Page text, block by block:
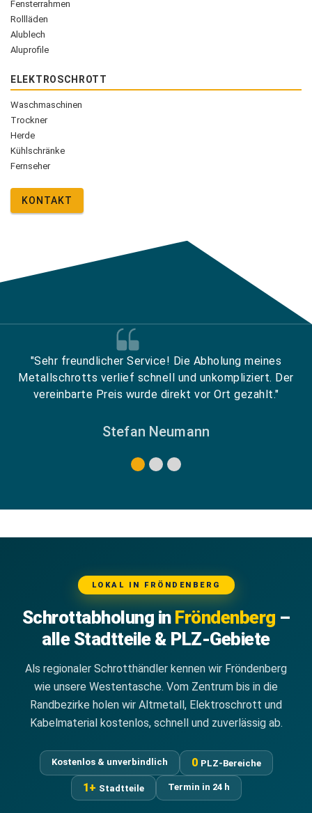
Fensterrahmen
Rollläden
Alublech
Aluprofile
ELEKTROSCHROTT
Waschmaschinen
Trockner
Herde
Kühlschränke
Fernseher
KONTAKT
"Sehr freundlicher Service! Die Abholung meines
Metallschrotts verlief schnell und unkompliziert. Der
vereinbarte Preis wurde direkt vor Ort gezahlt."
Stefan Neumann
LOKAL IN FRÖNDENBERG
Schrottabholung in Fröndenberg –
alle Stadtteile & PLZ-Gebiete
Als regionaler Schrotthändler kennen wir Fröndenberg
wie unsere Westentasche. Vom Zentrum bis in die
Randbezirke holen wir Altmetall, Elektroschrott und
Kabelmaterial kostenlos, schnell und zuverlässig ab.
Kostenlos & unverbindlich 0 PLZ-Bereiche
1+ Stadtteile Termin in 24 h